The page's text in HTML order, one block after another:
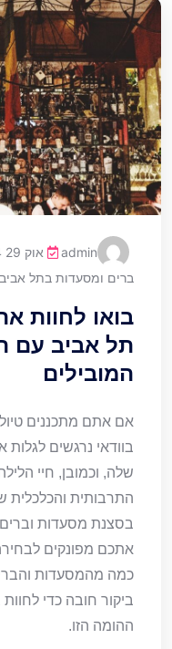
admin אוק 29 2024
ברים ומסעדות בתל אביב
בואו לחוות
תל אביב עם
המובילים
אם אתם מתכננים
בוודאי נרגשים
שלה, וכמובן, חיי
התרבותית
בסצנת מסעדות
אתכם מפונקים
כמה מהמסעדות
ביקור חובה כדי
ההומה הזו.